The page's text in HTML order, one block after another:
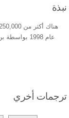
نبذة
عام 1998 بواسطة بن ستيد و أصبح جزأ من شبكة Heartlight فى عام 2000
ترجمات أخري